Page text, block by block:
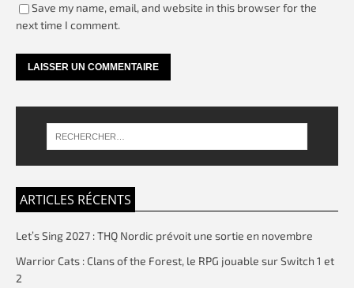
Save my name, email, and website in this browser for the
next time I comment.
ARTICLES RÉCENTS
Let’s Sing 2027 : THQ Nordic prévoit une sortie en novembre
Warrior Cats : Clans of the Forest, le RPG jouable sur Switch 1 et
2